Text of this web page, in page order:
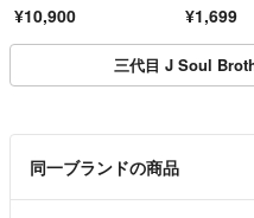
¥10,900 色 赤
¥1,699
三代目 J Soul
同一ブランドの商品